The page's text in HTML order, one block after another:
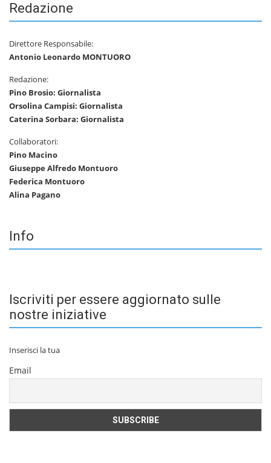
Redazione
Direttore Responsabile:
Antonio Leonardo MONTUORO
Redazione:
Pino Brosio: Giornalista
Orsolina Campisi: Giornalista
Caterina Sorbara: Giornalista
Collaboratori:
Pino Macino
Giuseppe Alfredo Montuoro
Federica Montuoro
Alina Pagano
Info
Iscriviti per essere aggiornato sulle
nostre iniziative
Inserisci la tua
Email